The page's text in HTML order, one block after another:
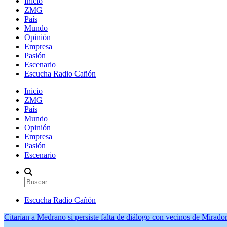
ZMG
País
Mundo
Opinión
Empresa
Pasión
Escenario
Escucha Radio Cañón
Inicio
ZMG
País
Mundo
Opinión
Empresa
Pasión
Escenario
Escucha Radio Cañón
Citarían a Medrano si persiste falta de diálogo con vecinos de